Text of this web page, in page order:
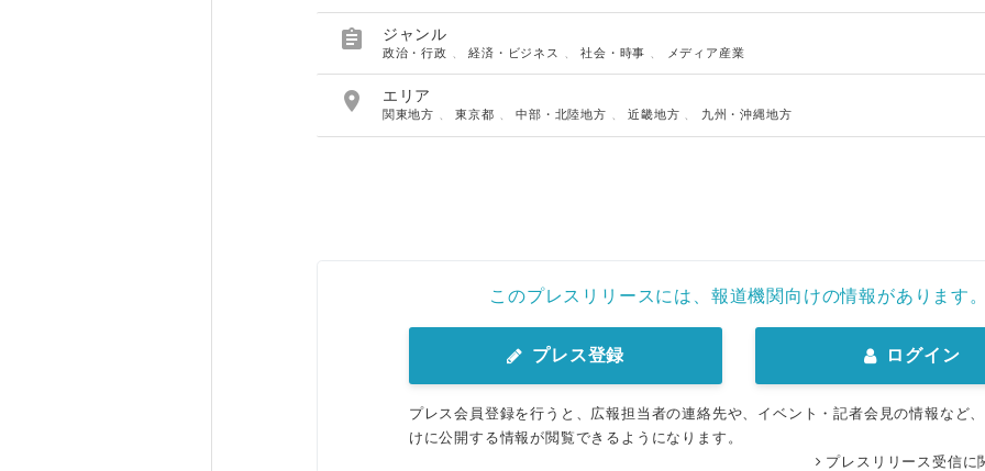
 ジャンル
政治・行政 、経済・ビジネス 、社会・時事 、 メディア産業
 エリア
関東地方 、東京都 、中部・北陸地方 、近畿地方 、 九州・沖縄地方
このプレスリリースには、報道機関向けの情報があります
プレス登録 ログイン
プレス会員登録を行うと、広報担当者の連絡先や、イベント・記者会見の情報など
けに公開する情報が閲覧できるようになります。
プレスリリース受信に
English